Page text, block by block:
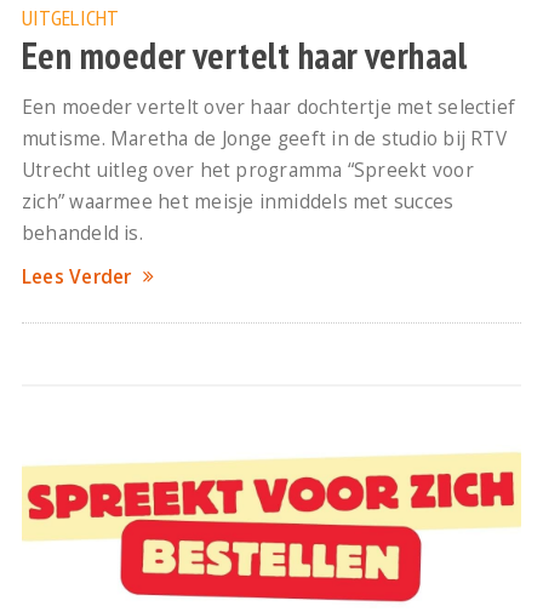
UITGELICHT
Een moeder vertelt haar verhaal
Een moeder vertelt over haar dochtertje met selectief
mutisme. Maretha de Jonge geeft in de studio bij RTV
Utrecht uitleg over het programma “Spreekt voor
zich” waarmee het meisje inmiddels met succes
behandeld is.
Lees Verder